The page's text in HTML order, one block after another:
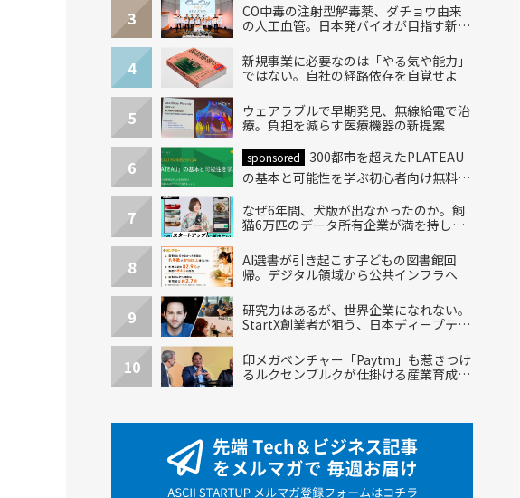
3
CO中毒の注射型解毒薬、ダチョウ由来
の人工血管。日本発バイオが目指す新し
4
新規事業に必要なのは「やる気や能力」
ではない。自社の経路依存を自覚せよ
5
ウェアラブルで早期発見、無線給電で治
療。負担を減らす医療機器の新提案
6 sponsored
300都市を超えたPLATEAU
の基本と可能性を学ぶ初心者向け無料ハ
7
なぜ6年間、犬版が出なかったのか。飼
猫6万匹のデータ所有企業が満を持して
8
AI選書が引き起こす子どもの図書館回
帰。デジタル領域から公共インフラへ
9
研究力はあるが、世界企業になれない。
StartX創業者が狙う、日本ディープテッ
10
印メガベンチャー「Paytm」も惹きつけ
るルクセンブルクが仕掛ける産業育成エ